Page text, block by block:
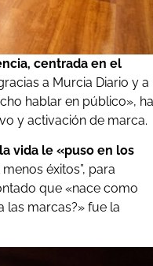
centrada en el
a Murcia Diario y a
hablar en público», ha
y activación de marca.
la vida le «puso en los
éxitos”, para
que «nace como
las marcas?» fue la